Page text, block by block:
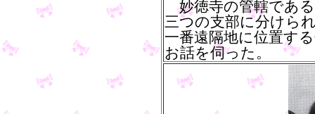
妙徳寺の管轄であ
三つの支部に分けら
一番遠隔地に位置す
お話を伺った。